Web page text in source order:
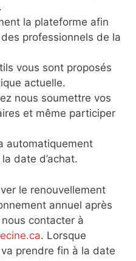
la plateforme afin
professionnels de la
vous sont proposés
actuelle.
nous soumettre vos
et même participer
automatiquement
date d’achat.
le renouvellement
annuel après
contacter à
. Lorsque
prendre fin à la date